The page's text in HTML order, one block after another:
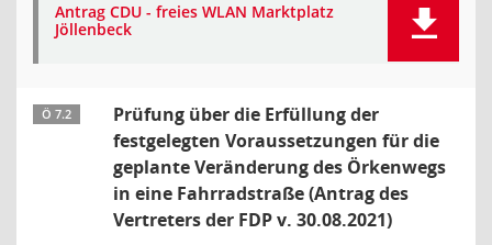
Antrag CDU - freies WLAN Marktplatz
Jöllenbeck
Ö 7.2
Prüfung über die Erfüllung der
festgelegten Voraussetzungen für die
geplante Veränderung des Örkenwegs
in eine Fahrradstraße (Antrag des
Vertreters der FDP v. 30.08.2021)